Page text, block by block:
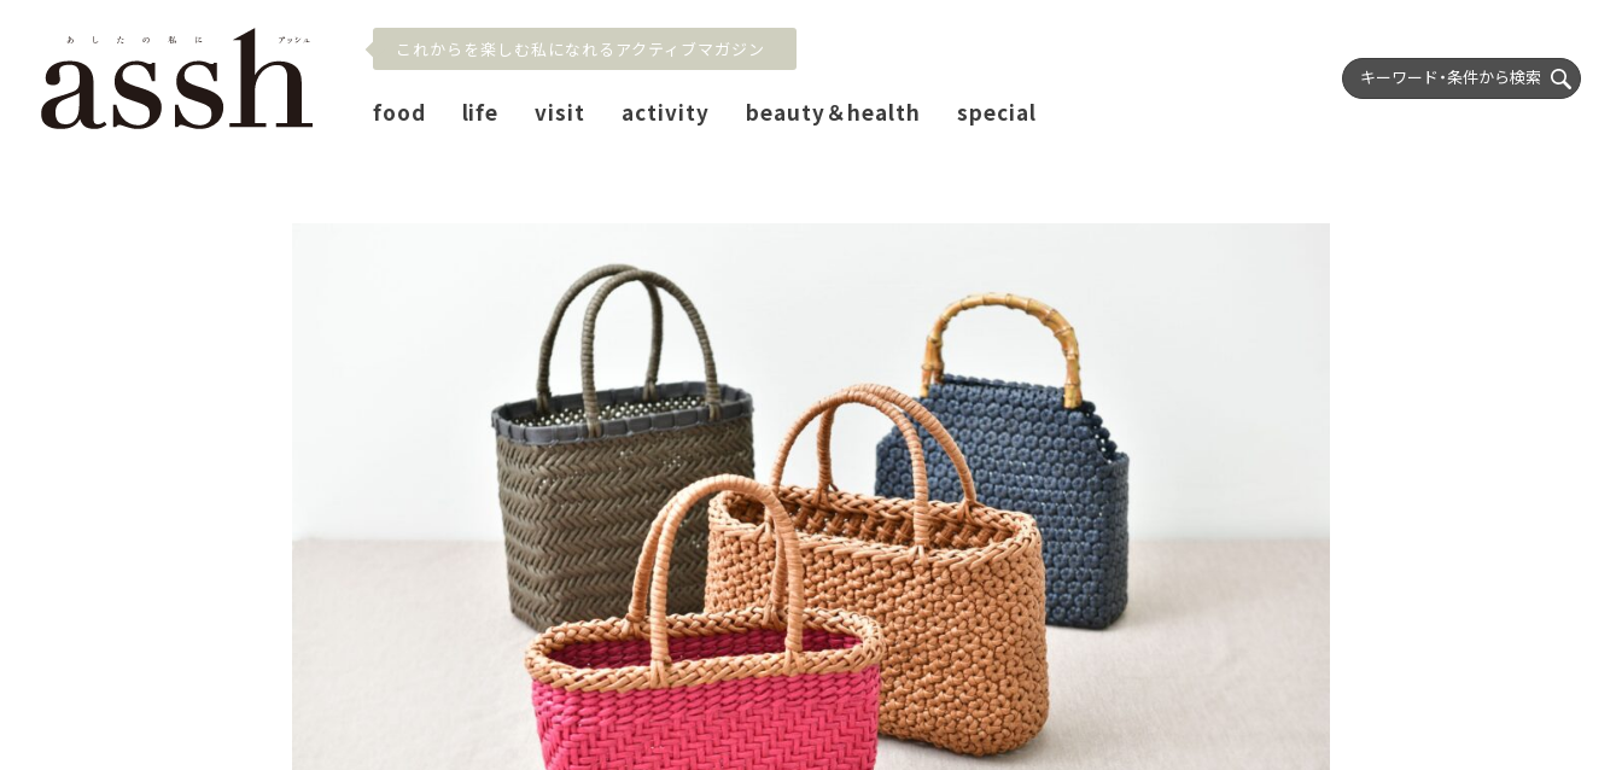
これからを楽しむ私になれるアクティブマガジン
food life visit activity beauty＆health special
キーワード・条件から検索